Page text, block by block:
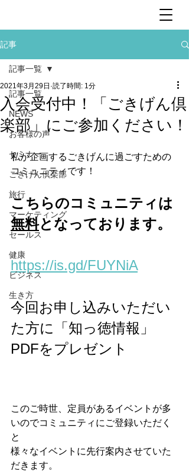
記事
記事一覧
NEWS
お客様の声
セミナー
ごきげん倶楽部
旅行
マーケティング
セールス
健康
ビジネス
生き方
記事一覧
入会受付中！「ごきげん倶
楽部」にご参加ください！
2021年3月29日 読了時間: 1分
私が企画するごきげんに過ごすための
コミュニティです！
こちらのコミュニティは
無料となっております。
https://is.gd/FUYNiA
今回お申し込みいただい
た方に「知っ徳情報」
PDFをプレゼント
このご時世、定員があるイベントが多
いのでコミュニティにご登録いただく
と
様々なイベントに先行案内させていた
だきます。